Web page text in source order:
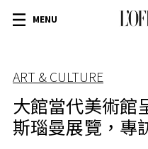
MENU
ART & CULTURE
大館當代美術館
斯瑙曼展覽，專